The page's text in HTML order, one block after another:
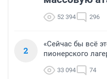
52 394 296
2
«Сейчас бы всё
пионерского
33 094 74